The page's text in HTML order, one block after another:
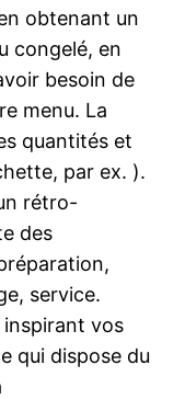
obtenant un
congelé, en
besoin de
menu. La
quantités et
par ex. ).
rétro-
des
service.
vos
qui dispose du